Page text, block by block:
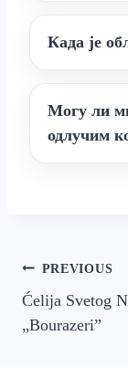
Када је
Могу ли
одлучим
Кретање
чланка
PREVIOUS
Ćelija Svetog
„Bourazeri”